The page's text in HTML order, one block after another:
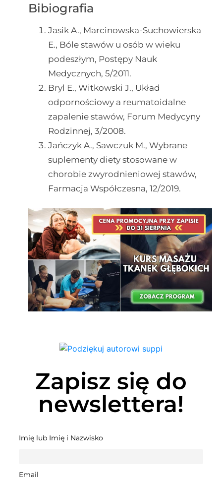
Bibiografia
Jasik A., Marcinowska-Suchowierska
E., Bóle stawów u osób w wieku
podeszłym, Postępy Nauk
Medycznych, 5/2011.
Bryl E., Witkowski J., Układ
odpornościowy a reumatoidalne
zapalenie stawów, Forum Medycyny
Rodzinnej, 3/2008.
Jańczyk A., Sawczuk M., Wybrane
suplementy diety stosowane w
chorobie zwyrodnieniowej stawów,
Farmacja Współczesna, 12/2019.
Zapisz się do
newslettera!
Imię lub Imię i Nazwisko
Email